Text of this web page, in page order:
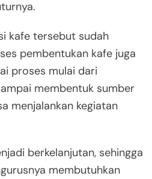
kafe tersebut sudah
pembentukan kafe juga
proses mulai dari
membentuk sumber
menjalankan kegiatan
berkelanjutan, sehingga
membutuhkan